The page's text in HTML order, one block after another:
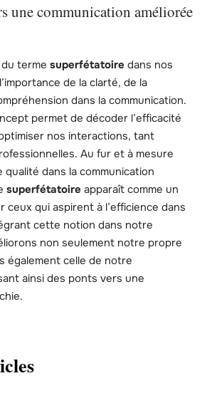
une communication améliorée
terme superfétatoire dans nos
de la clarté, de la
dans la communication.
permet de décoder l’efficacité
nos interactions, tant
Au fur et à mesure
dans la communication
superfétatoire apparaît comme un
ceux qui aspirent à l’efficience dans
cette notion dans notre
non seulement notre propre
également celle de notre
ainsi des ponts vers une